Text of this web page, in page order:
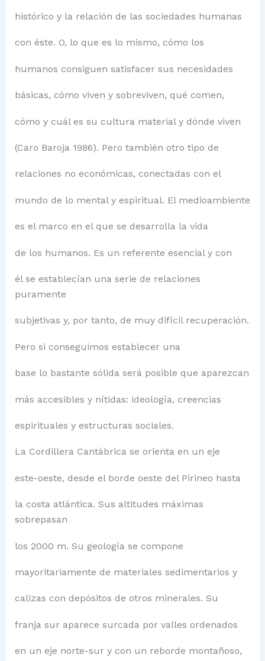
histórico y la relación de las sociedades humanas
con éste. O, lo que es lo mismo, cómo los
humanos consiguen satisfacer sus necesidades
básicas, cómo viven y sobreviven, qué comen,
cómo y cuál es su cultura material y dónde viven
(Caro Baroja 1986). Pero también otro tipo de
relaciones no económicas, conectadas con el
mundo de lo mental y espiritual. El medioambiente
es el marco en el que se desarrolla la vida
de los humanos. Es un referente esencial y con
él se establecían una serie de relaciones
puramente
subjetivas y, por tanto, de muy difícil recuperación.
Pero si conseguimos establecer una
base lo bastante sólida será posible que aparezcan
más accesibles y nítidas: ideología, creencias
espirituales y estructuras sociales.
La Cordillera Cantábrica se orienta en un eje
este-oeste, desde el borde oeste del Pirineo hasta
la costa atlántica. Sus altitudes máximas
sobrepasan
los 2000 m. Su geología se compone
mayoritariamente de materiales sedimentarios y
calizas con depósitos de otros minerales. Su
franja sur aparece surcada por valles ordenados
en un eje norte-sur y con un reborde montañoso,